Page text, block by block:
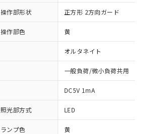
操作部形状 正方形 2方向ガード
操作部色 黄
オルタネイト
一般負荷/微小負荷共用
DC5V 1mA
照光部方式 LED
ランプ色 黄